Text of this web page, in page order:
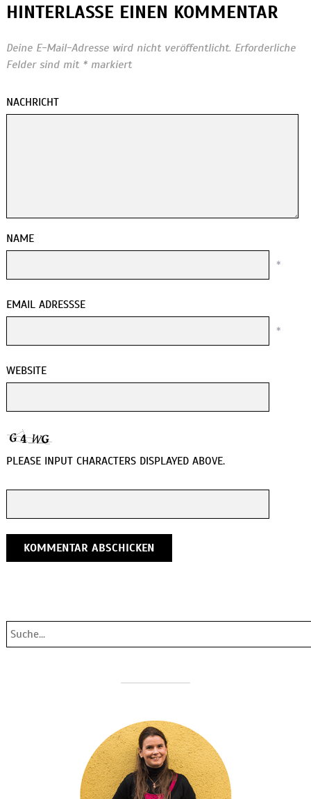
HINTERLASSE EINEN KOMMENTAR
Deine E-Mail-Adresse wird nicht veröffentlicht. Erforderliche
Felder sind mit *markiert
NACHRICHT
NAME
*
EMAIL ADRESSSE
*
WEBSITE
PLEASE INPUT CHARACTERS DISPLAYED ABOVE.